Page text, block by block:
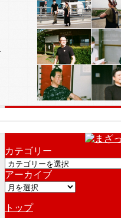
カテゴリー
カ
テ
ゴ
ー
アーカイブ
ア
カトップ